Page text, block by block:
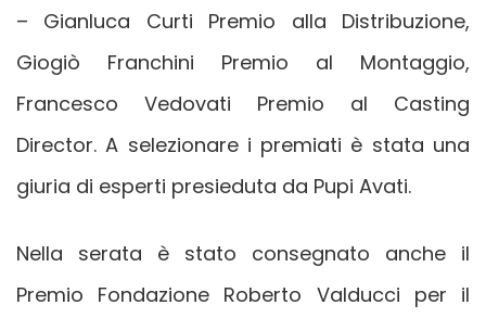
– Gianluca Curti Premio alla Distribuzione,
Giogiò Franchini Premio al Montaggio,
Francesco Vedovati Premio al Casting
Director. A selezionare i premiati è stata una
giuria di esperti presieduta da Pupi Avati.
Nella serata è stato consegnato anche il
Premio Fondazione Roberto Valducci per il